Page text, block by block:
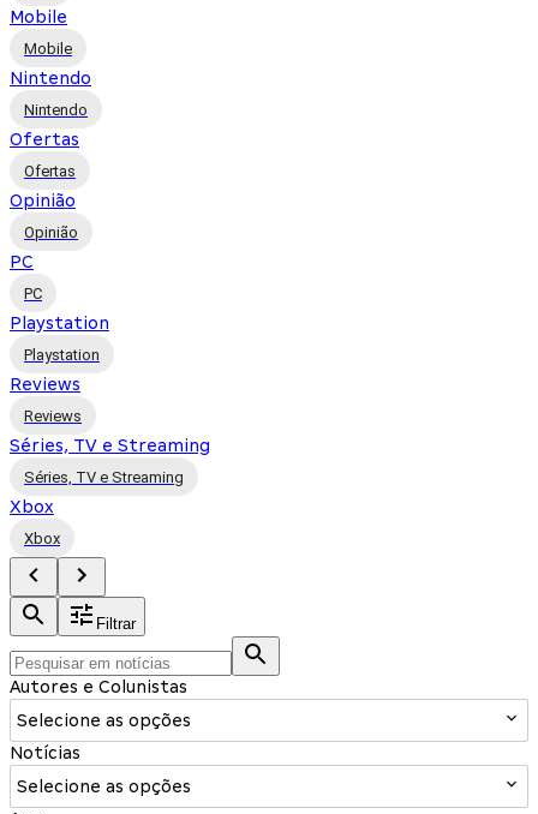
Mobile
Mobile
Nintendo
Nintendo
Ofertas
Ofertas
Opinião
Opinião
PC
PC
Playstation
Playstation
Reviews
Reviews
Séries, TV e Streaming
Séries, TV e Streaming
Xbox
Xbox
Filtrar
Autores e Colunistas
Selecione as opções
Notícias
Selecione as opções